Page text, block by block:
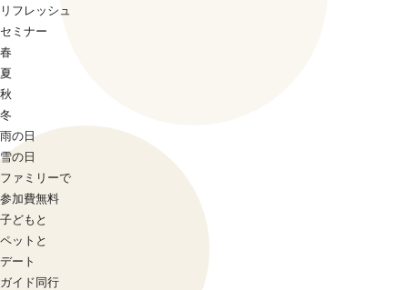
リフレッシュ
セミナー
春
夏
秋
冬
雨の日
雪の日
ファミリーで
参加費無料
子どもと
ペットと
デート
ガイド同行